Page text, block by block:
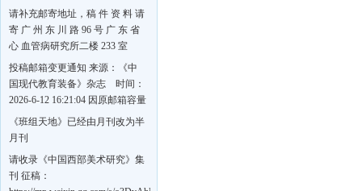
w7VFJdSWT5tem1RQ5W2sC5HRG-
S8mH75DuljrTVfVeoXxT4L0b-
Yrk7HaGd7C2w5FD7nrnLRR5Q57zsTTQ==&uniplatform=NZKPT&language=CHS
请补充邮寄地址，稿 件 资 料 请
寄 广 州 东 川 路 96 号 广 东 省
心 血管病研究所二楼 233 室
《岭南心血管病杂志》编辑部
收，
https://navi.cnki.net/knavi/detail?
BMxk-
109PkA==&uniplatform=NZKPT&language=CHS
投稿邮箱变更通知 来源：《中
国现代教育装备》杂志 时间：
2026-6-12 16:21:04 因原邮箱容量
有限，自即日起停止使用，我刊
投稿邮箱变更为 高教投稿邮
邮箱：bedu@cmee.net.cn
《班组天地》已经由月刊改为半
月刊
请收录《中国西部美术研究》集
刊 征稿：